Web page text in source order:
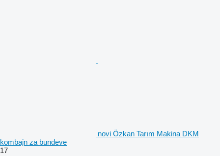
novi Özkan Tarım Makina DKM
kombajn za bundeve
17